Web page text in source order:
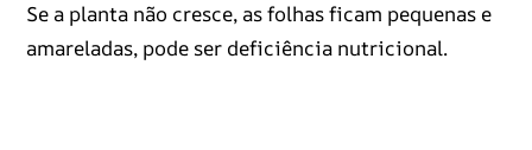
Se a planta não cresce, as folhas ficam pequenas e
amareladas, pode ser deficiência nutricional.